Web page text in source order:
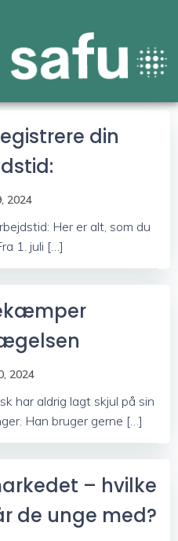
indhold
din
2024
Her er alt, som du
1. juli […]
2024
har aldrig lagt skjul på sin
Han bruger gerne […]
– hvilke
de unge med?